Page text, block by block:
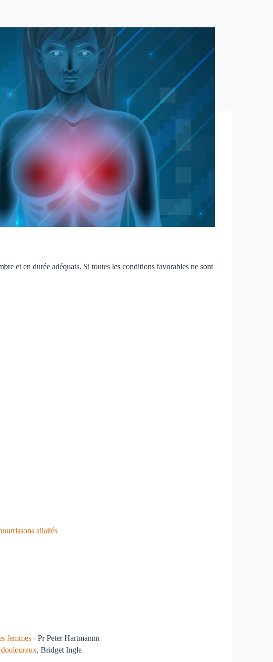
et en durée adéquats. Si toutes les conditions favorables ne sont
allaités
femmes - Pr Peter Hartmannn
douloureux, Bridget Ingle